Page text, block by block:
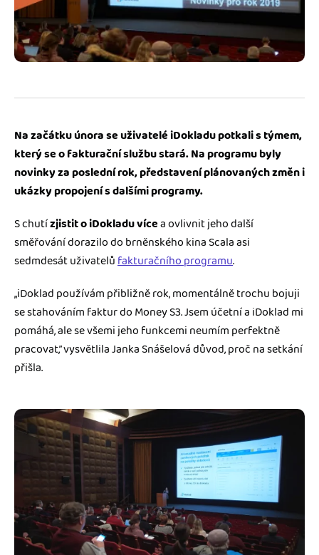
Spřátelené účetní
Katalog doplňků
Jak se vyznat ve fakturaci
Blog
Na začátku února se uživatelé iDokladu potkali s týmem,
který se o fakturační službu stará. Na programu byly
novinky za poslední rok, představení plánovaných změn i
ukázky propojení s dalšími programy.
S chutízjistit o iDokladu vícea ovlivnit jeho další
směřování dorazilo do brněnského kina Scala asi
sedmdesát uživatelůfakturačního programu.
„iDoklad používám přibližně rok, momentálně trochu bojuji
se stahováním faktur do Money S3. Jsem účetní a iDoklad mi
pomáhá, ale se všemi jeho funkcemi neumím perfektně
pracovat,” vysvětlila Janka Snášelová důvod, proč na setkání
přišla.